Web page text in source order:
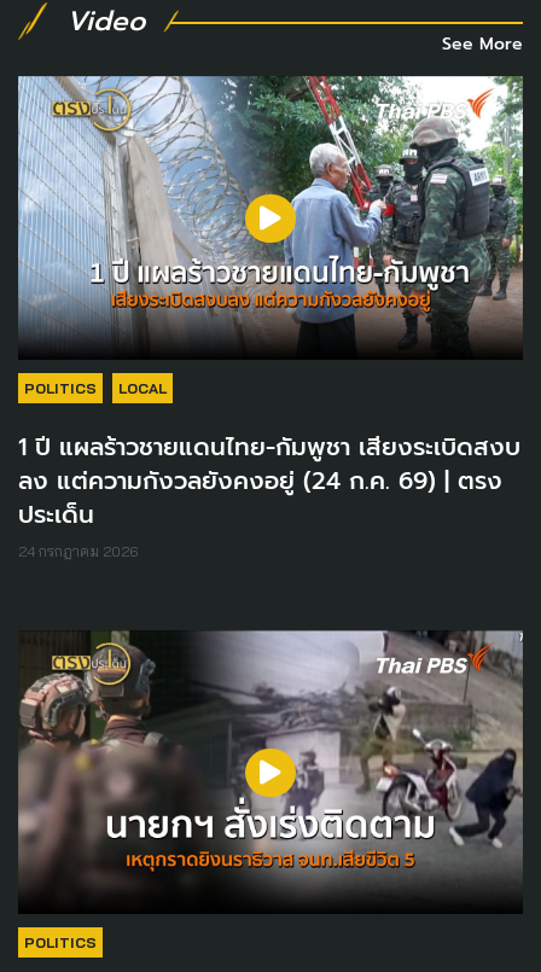
Video
See More
POLITICS LOCAL
1 ปี แผลร้าวชายแดนไทย-กัมพูชา เสียงระเบิดสงบ
ลง แต่ความกังวลยังคงอยู่ (24 ก.ค. 69) | ตรง
ประเด็น
24 กรกฎาคม 2026
POLITICS